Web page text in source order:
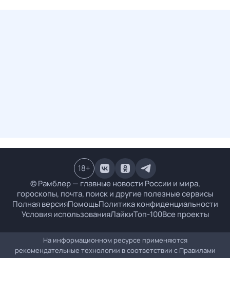
© Рамблер — главные новости России и мира,
гороскопы, почта, поиск и другие полезные сервисы
Полная версияПомощьПолитика конфиденциальности
Условия использованияЛайкиТоп-100Все проекты
18+
На информационном ресурсе применяются
рекомендательные технологии в соответствии с Правилами